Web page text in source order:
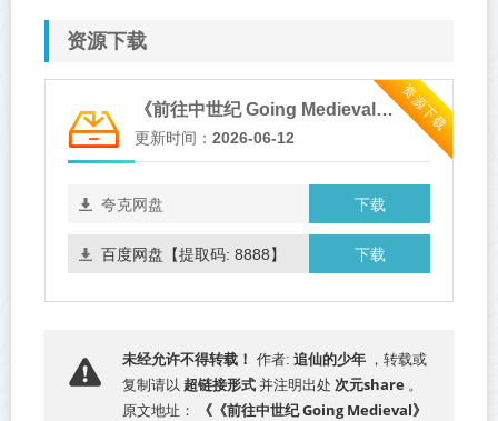
资源下载
资源下载
《前往中世纪 Going Medieval》v1.0.100-送修改器免安装中文版
更新时间： 2026-06-12
下载
夸克网盘
下载
百度网盘【提取码: 8888】
未经允许不得转载！ 作者: 追仙的少年 ，转载或
复制请以 超链接形式 并注明出处 次元share 。
原文地址：
《《前往中世纪 Going Medieval》